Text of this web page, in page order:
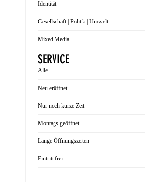
Identität
Gesellschaft | Politik | Umwelt
Mixed Media
SERVICE
Alle
Neu eröffnet
Nur noch kurze Zeit
Montags geöffnet
Lange Öffnungszeiten
Eintritt frei